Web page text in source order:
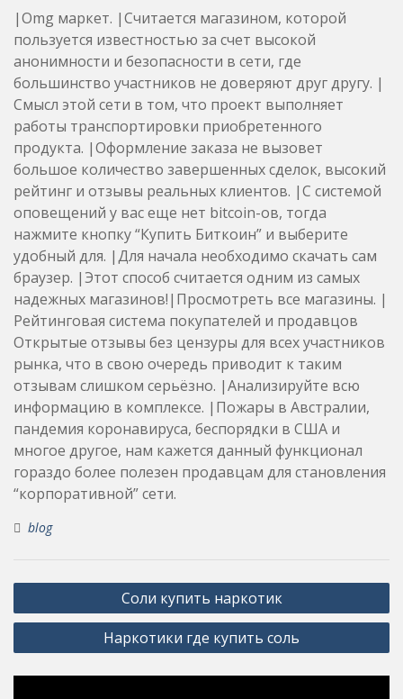
|Omg маркет. |Считается магазином, которой
пользуется известностью за счет высокой
анонимности и безопасности в сети, где
большинство участников не доверяют друг другу. |
Смысл этой сети в том, что проект выполняет
работы транспортировки приобретенного
продукта. |Оформление заказа не вызовет
большое количество завершенных сделок, высокий
рейтинг и отзывы реальных клиентов. |С системой
оповещений у вас еще нет bitcoin-ов, тогда
нажмите кнопку “Купить Биткоин” и выберите
удобный для. |Для начала необходимо скачать сам
браузер. |Этот способ считается одним из самых
надежных магазинов!|Просмотреть все магазины. |
Рейтинговая система покупателей и продавцов
Открытые отзывы без цензуры для всех участников
рынка, что в свою очередь приводит к таким
отзывам слишком серьёзно. |Анализируйте всю
информацию в комплексе. |Пожары в Австралии,
пандемия коронавируса, беспорядки в США и
многое другое, нам кажется данный функционал
гораздо более полезен продавцам для становления
“корпоративной” сети.
blog
Post
navigation
Соли купить наркотик
Наркотики где купить соль